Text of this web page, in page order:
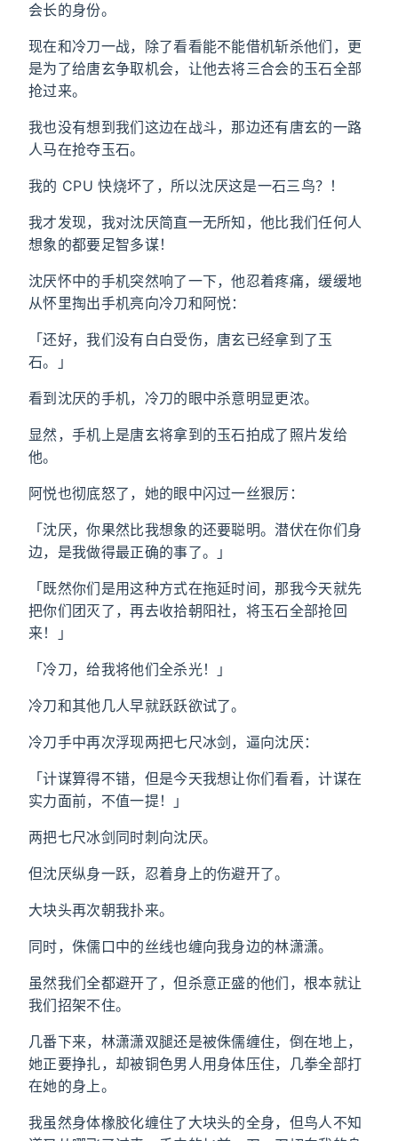
会长的身份。
现在和冷刀一战，除了看看能不能借机斩杀他们，更
是为了给唐玄争取机会，让他去将三合会的玉石全部
抢过来。
我也没有想到我们这边在战斗，那边还有唐玄的一路
人马在抢夺玉石。
我的 CPU 快烧坏了，所以沈厌这是一石三鸟？！
我才发现，我对沈厌简直一无所知，他比我们任何人
想象的都要足智多谋！
沈厌怀中的手机突然响了一下，他忍着疼痛，缓缓地
从怀里掏出手机亮向冷刀和阿悦：
「还好，我们没有白白受伤，唐玄已经拿到了玉
石。」
看到沈厌的手机，冷刀的眼中杀意明显更浓。
显然，手机上是唐玄将拿到的玉石拍成了照片发给
他。
阿悦也彻底怒了，她的眼中闪过一丝狠厉：
「沈厌，你果然比我想象的还要聪明。潜伏在你们身
边，是我做得最正确的事了。」
「既然你们是用这种方式在拖延时间，那我今天就先
把你们团灭了，再去收拾朝阳社，将玉石全部抢回
来！」
「冷刀，给我将他们全杀光！」
冷刀和其他几人早就跃跃欲试了。
冷刀手中再次浮现两把七尺冰剑，逼向沈厌：
「计谋算得不错，但是今天我想让你们看看，计谋在
实力面前，不值一提！」
两把七尺冰剑同时刺向沈厌。
但沈厌纵身一跃，忍着身上的伤避开了。
大块头再次朝我扑来。
同时，侏儒口中的丝线也缠向我身边的林潇潇。
虽然我们全都避开了，但杀意正盛的他们，根本就让
我们招架不住。
几番下来，林潇潇双腿还是被侏儒缠住，倒在地上，
她正要挣扎，却被铜色男人用身体压住，几拳全部打
在她的身上。
我虽然身体橡胶化缠住了大块头的全身，但鸟人不知